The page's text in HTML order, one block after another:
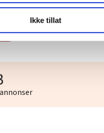
frifagbevegelse.no,
informasjonskapsler
nettsider blir brukt slik at
om hvordan du
Medias egne
og annonsering. Disse er
ned på denne siden.
Ikke tillat